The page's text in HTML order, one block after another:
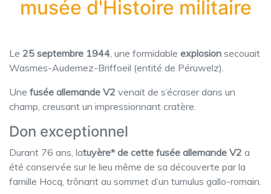
musée d'Histoire militaire
Le 25 septembre 1944 , une formidable explosion secouait
Wasmes-Audemez-Briffoeil (entité de Péruwelz).
Une fusée allemande V2 venait de s’écraser dans un
champ, creusant un impressionnant cratère.
Don exceptionnel
Durant 76 ans, latuyère* de cette fusée allemande V2 a
été conservée sur le lieu même de sa découverte par la
famille Hocq, trônant au sommet d’un tumulus gallo-romain.